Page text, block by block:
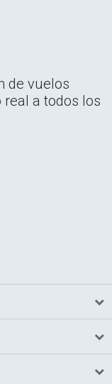
de vuelos
real a todos los